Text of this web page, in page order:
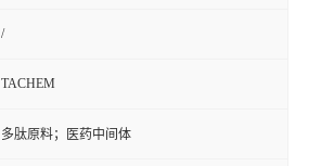
/
TACHEM
多肽原料；医药中间体